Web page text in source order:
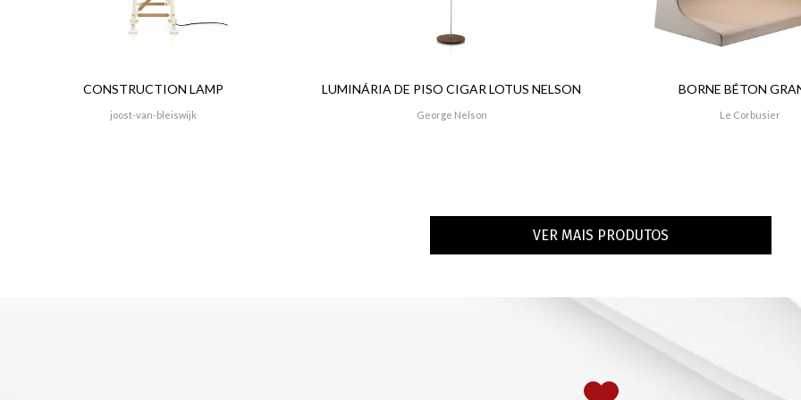
CONSTRUCTION LAMP
joost-van-bleiswijk
LUMINÁRIA DE PISO CIGAR LOTUS NELSON
George Nelson
BORNE BÉTON
Le Corbusier
VER MAIS PRODUTOS